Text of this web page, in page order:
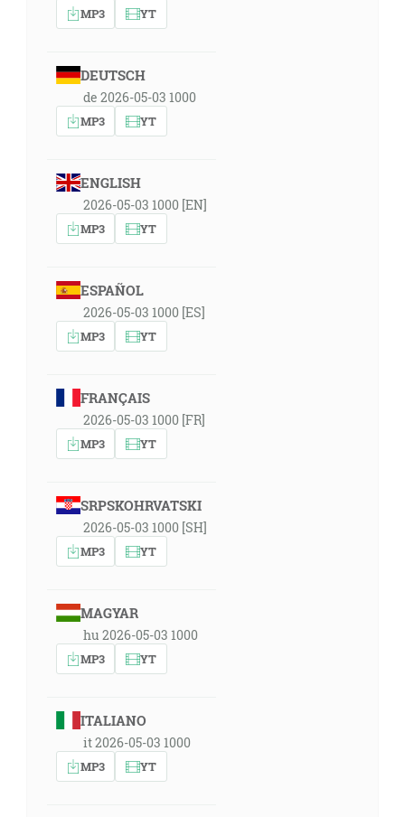
MP3 YT
DEUTSCH
de 2026-05-03 1000
MP3 YT
ENGLISH
2026-05-03 1000 [EN]
MP3 YT
ESPAÑOL
2026-05-03 1000 [ES]
MP3 YT
FRANÇAIS
2026-05-03 1000 [FR]
MP3 YT
SRPSKOHRVATSKI
2026-05-03 1000 [SH]
MP3 YT
MAGYAR
hu 2026-05-03 1000
MP3 YT
ITALIANO
it 2026-05-03 1000
MP3 YT